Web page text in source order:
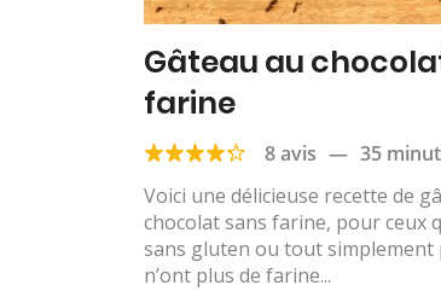
Gâteau au
farine
8 avis — 35
Voici une délicieuse recette de
chocolat sans farine, pour ceux
sans gluten ou tout simplement
n’ont plus de farine...